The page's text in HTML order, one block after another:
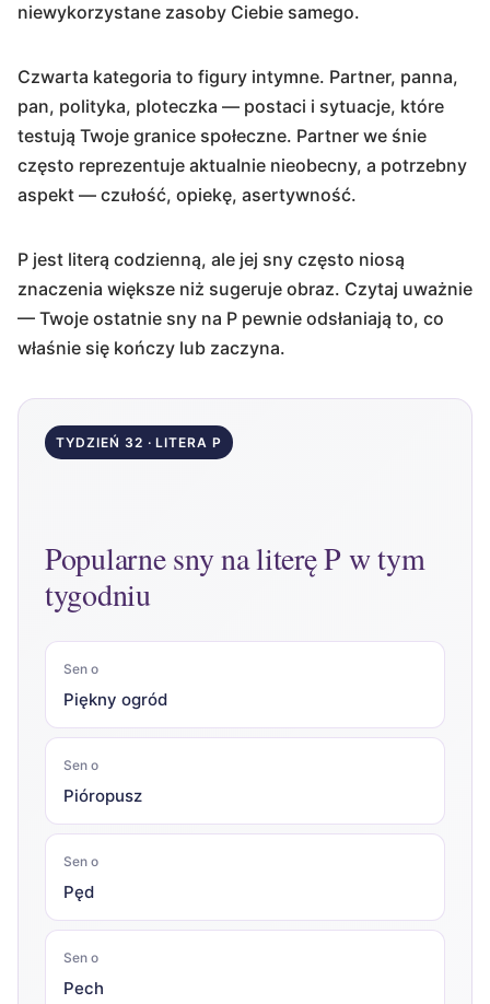
niewykorzystane zasoby Ciebie samego.
Czwarta kategoria to figury intymne. Partner, panna,
pan, polityka, ploteczka — postaci i sytuacje, które
testują Twoje granice społeczne. Partner we śnie
często reprezentuje aktualnie nieobecny, a potrzebny
aspekt — czułość, opiekę, asertywność.
P jest literą codzienną, ale jej sny często niosą
znaczenia większe niż sugeruje obraz. Czytaj uważnie
— Twoje ostatnie sny na P pewnie odsłaniają to, co
właśnie się kończy lub zaczyna.
TYDZIEŃ 32 · LITERA P
Popularne sny na literę P w tym
tygodniu
Sen o
Piękny ogród
Sen o
Pióropusz
Sen o
Pęd
Sen o
Pech